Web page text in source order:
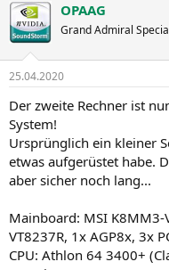
OPAAG
Grand Admiral
25.04.2020
Der zweite Rechner ist
System!
Ursprünglich ein kleiner
etwas aufgerüstet habe.
aber sicher noch lang...
Mainboard: MSI K8MM3-
VT8237R, 1x AGP8x, 3x
CPU: Athlon 64 3400+